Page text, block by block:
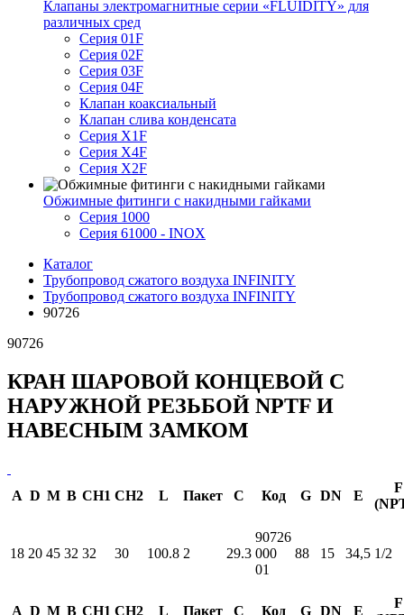
Клапаны электромагнитные серии «FLUIDITY» для
различных сред
Серия 01F
Серия 02F
Серия 03F
Серия 04F
Клапан коаксиальный
Клапан слива конденсата
Серия X1F
Серия X4F
Серия X2F
Обжимные фитинги с накидными гайками
Серия 1000
Серия 61000 - INOX
Каталог
Трубопровод сжатого воздуха INFINITY
Трубопровод сжатого воздуха INFINITY
90726
90726
КРАН ШАРОВОЙ КОНЦЕВОЙ С
НАРУЖНОЙ РЕЗЬБОЙ NPTF И
НАВЕСНЫМ ЗАМКОМ
A D M B CH1 CH2 L Пакет С Код G DN E
F
18 20 45 32 32 30 100.8 2 29.3
90726
000
01
88 15 34,5 1/2
A D M B CH1 CH2 L Пакет С Код G DN E
F